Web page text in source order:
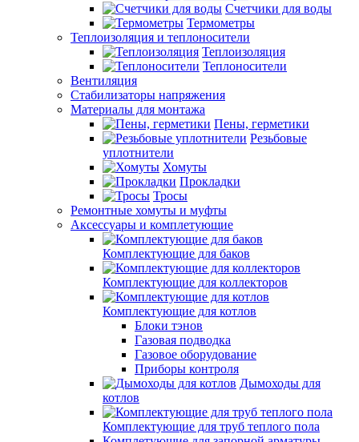
Счетчики для воды
Термометры
Теплоизоляция и теплоносители
Теплоизоляция
Теплоносители
Вентиляция
Стабилизаторы напряжения
Материалы для монтажа
Пены, герметики
Резьбовые
уплотнители
Хомуты
Прокладки
Тросы
Ремонтные хомуты и муфты
Аксессуары и комплетующие
Комплектующие для баков
Комплектующие для коллекторов
Комплектующие для котлов
Блоки тэнов
Газовая подводка
Газовое оборудование
Приборы контроля
Дымоходы для
котлов
Комплектующие для труб теплого пола